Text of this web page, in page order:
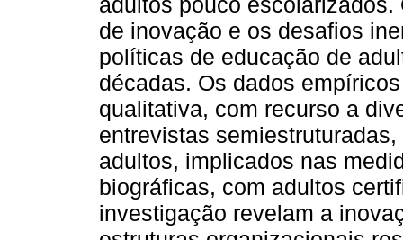
de inovação e os desafios
políticas de educação de
décadas. Os dados
qualitativa, com recurso a
entrevistas
adultos, implicados nas
biográficas, com adultos
investigação revelam a